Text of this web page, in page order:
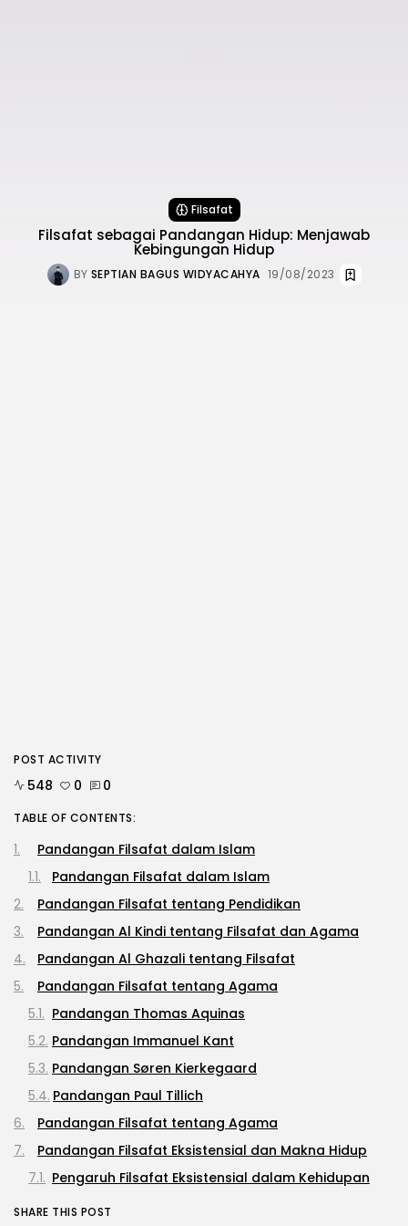
Filsafat
Filsafat sebagai Pandangan Hidup: Menjawab
Kebingungan Hidup
BY SEPTIAN BAGUS WIDYACAHYA 19/08/2023
POST ACTIVITY
548 0 0
TABLE OF CONTENTS:
Pandangan Filsafat dalam Islam
Pandangan Filsafat dalam Islam
Pandangan Filsafat tentang Pendidikan
Pandangan Al Kindi tentang Filsafat dan Agama
Pandangan Al Ghazali tentang Filsafat
Pandangan Filsafat tentang Agama
Pandangan Thomas Aquinas
Pandangan Immanuel Kant
Pandangan Søren Kierkegaard
Pandangan Paul Tillich
Pandangan Filsafat tentang Agama
Pandangan Filsafat Eksistensial dan Makna Hidup
Pengaruh Filsafat Eksistensial dalam Kehidupan
SHARE THIS POST